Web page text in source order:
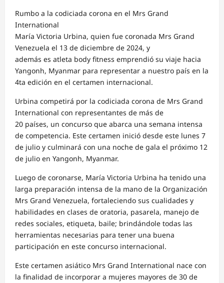
Rumbo a la codiciada corona en el Mrs Grand
International
María Victoria Urbina, quien fue coronada Mrs Grand
Venezuela el 13 de diciembre de 2024, y
además es atleta body fitness emprendió su viaje hacia
Yangonh, Myanmar para representar a nuestro país en la
4ta edición en el certamen internacional.
Urbina competirá por la codiciada corona de Mrs Grand
International con representantes de más de
20 países, un concurso que abarca una semana intensa
de competencia. Este certamen inició desde este lunes 7
de julio y culminará con una noche de gala el próximo 12
de julio en Yangonh, Myanmar.
Luego de coronarse, María Victoria Urbina ha tenido una
larga preparación intensa de la mano de la Organización
Mrs Grand Venezuela, fortaleciendo sus cualidades y
habilidades en clases de oratoria, pasarela, manejo de
redes sociales, etiqueta, baile; brindándole todas las
herramientas necesarias para tener una buena
participación en este concurso internacional.
Este certamen asiático Mrs Grand International nace con
la finalidad de incorporar a mujeres mayores de 30 de